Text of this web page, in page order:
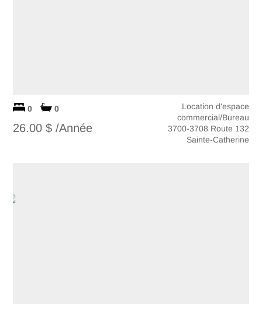
0 0
26.00 $ /Année
Location d'espace
commercial/Bureau
3700-3708 Route 132
Sainte-Catherine